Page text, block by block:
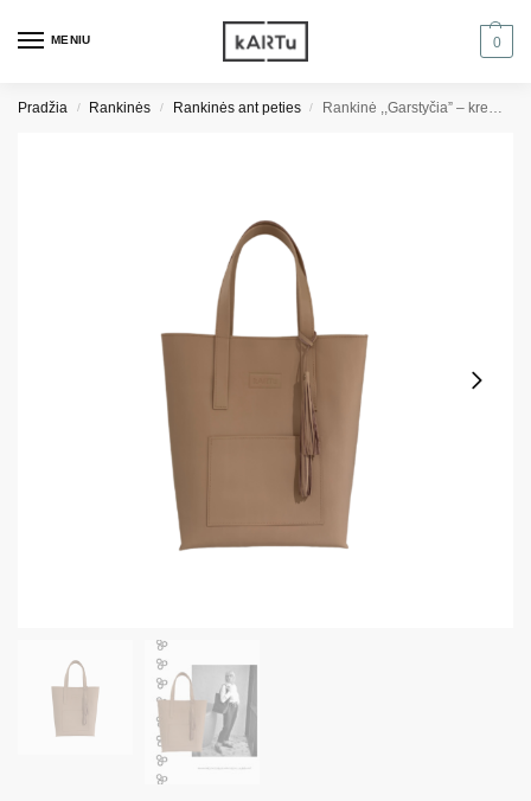
MENIU 0
Pradžia / Rankinės / Rankinės ant peties / Rankinė ,,Garstyčia” – kreminė